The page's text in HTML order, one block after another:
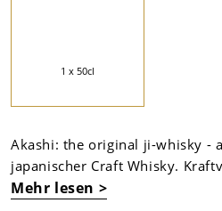
1 x 50cl
Akashi: the original ji-whisky -
japanischer Craft Whisky.
Mehr lesen >